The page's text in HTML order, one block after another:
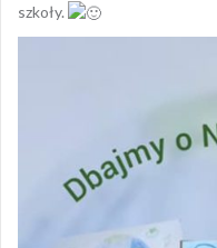
szkoły.